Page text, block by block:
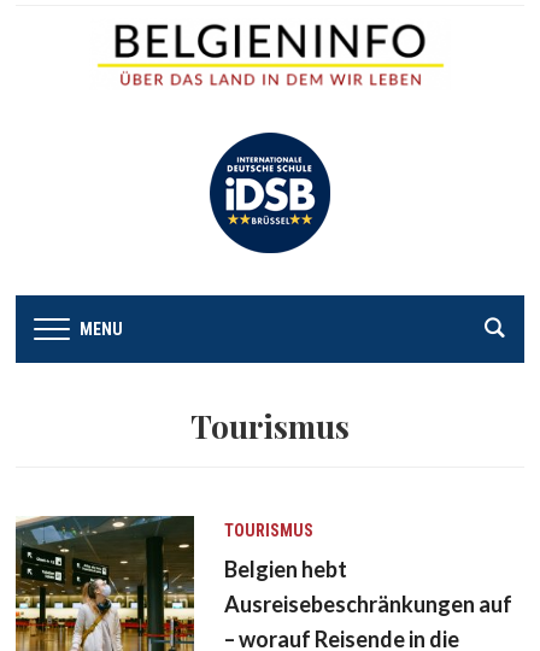
MENU
Tourismus
TOURISMUS
Belgien hebt
Ausreisebeschränkungen auf
– worauf Reisende in die